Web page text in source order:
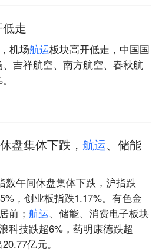
走
机场航运板块高开低走，中国国
吉祥航空、南方航空、春秋航
盘集体下跌， 航运、储能
数午间休盘集体下跌，沪指跌
，创业板指跌1.17%。有色金
前； 航运、储能、消费电子板块
科技跌超6%，药明康德跌超
亿元。